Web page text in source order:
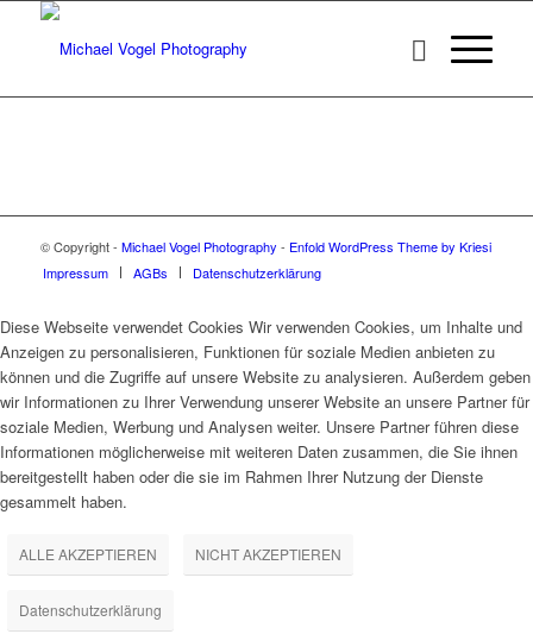
© Copyright - Michael Vogel Photography - Enfold WordPress Theme by Kriesi
Impressum
AGBs Datenschutzerklärung
Diese Webseite verwendet Cookies Wir verwenden Cookies, um Inhalte und
Anzeigen zu personalisieren, Funktionen für soziale Medien anbieten zu
können und die Zugriffe auf unsere Website zu analysieren. Außerdem geben
wir Informationen zu Ihrer Verwendung unserer Website an unsere Partner für
soziale Medien, Werbung und Analysen weiter. Unsere Partner führen diese
Informationen möglicherweise mit weiteren Daten zusammen, die Sie ihnen
bereitgestellt haben oder die sie im Rahmen Ihrer Nutzung der Dienste
gesammelt haben.
ALLE AKZEPTIEREN NICHT AKZEPTIEREN
Datenschutzerklärung